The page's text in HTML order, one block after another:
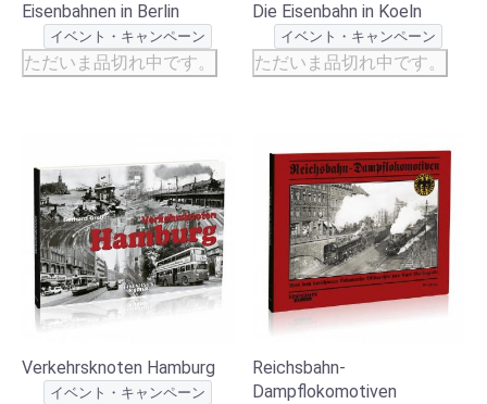
Eisenbahnen in Berlin
イベント・キャンペーン
ただいま品切れ中です。
Die Eisenbahn in Koeln
イベント・キャンペーン
ただいま品切れ中です。
Verkehrsknoten Hamburg
イベント・キャンペーン
Reichsbahn-
Dampflokomotiven